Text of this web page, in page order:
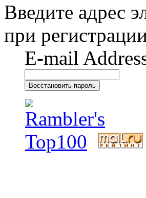
Введите адрес
при
E-mail
Восстановить пароль